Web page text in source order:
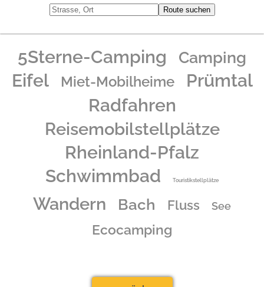
5Sterne-Camping Camping
Eifel Miet-Mobilheime
Prümtal
Radfahren
Reisemobilstellplätze
Rheinland-Pfalz
Schwimmbad
Touristikstellplätze
Wandern Bach Fluss See
Ecocamping